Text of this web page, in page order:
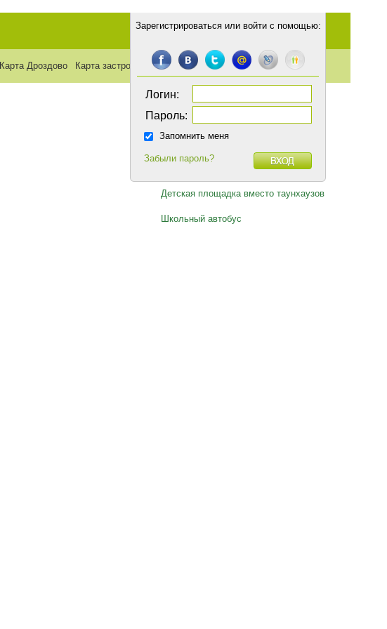
Карта Дроздово Карта застройки Транспорт Статьи
Зарегистрироватьсяили войти с помощью:
Логин:
Пароль:
Запомнить меня
Забыли пароль?
Детская площадка вместо таунхаузов
Школьный автобус